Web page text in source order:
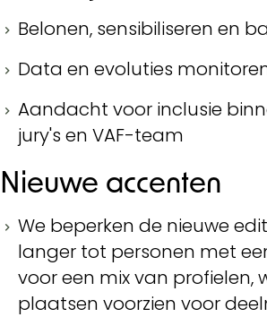
Belonen, sensibiliseren en
Data en evoluties
Aandacht voor inclusie
jury's en VAF-team
Nieuwe accenten
We beperken de nieuwe
langer tot personen met
voor een mix van
plaatsen voorzien voor